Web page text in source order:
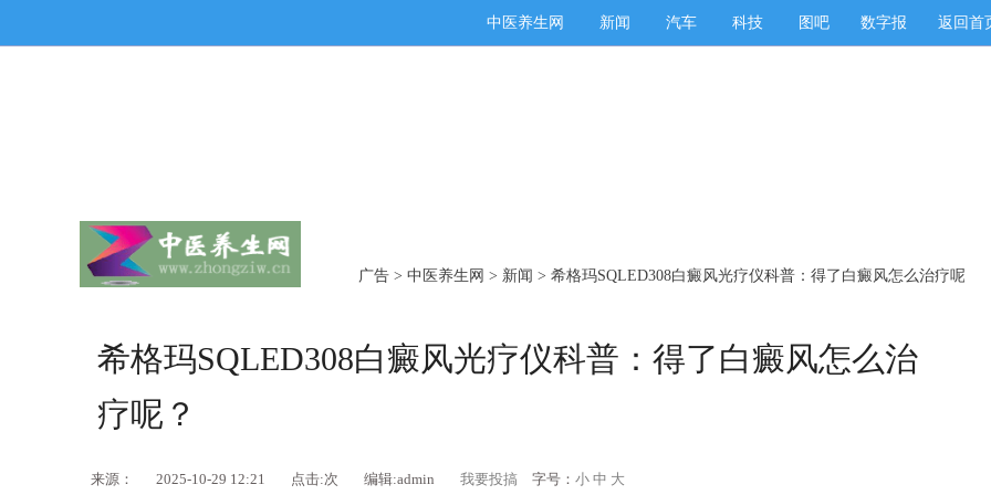
中医养生网 新闻 汽车 科技 图吧 数字报 返回首
广告 > 中医养生网 > 新闻 > 希格玛SQLED308白癜风光疗仪科普：得了白癜风怎么治疗呢？
希格玛SQLED308白癜风光疗仪科普：得了白癜风怎么治
疗呢？
来源： 2025-10-29 12:21 点击:次 编辑:admin 我要投搞 字号： 小 中 大